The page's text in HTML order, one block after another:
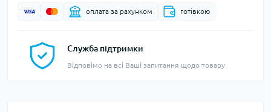
оплата за рахунком готівкою
Служба підтримки
Відповімо на всі Ваші запитання щодо товару